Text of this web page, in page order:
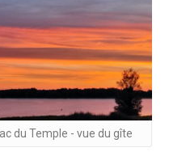
du Temple - vue du gîte